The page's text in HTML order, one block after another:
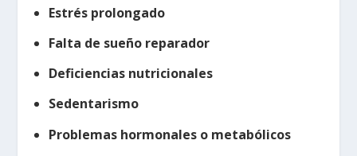
Estrés prolongado
Falta de sueño reparador
Deficiencias nutricionales
Sedentarismo
Problemas hormonales o metabólicos